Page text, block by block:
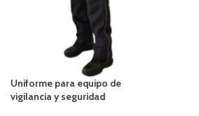
Uniforme para equipo de
vigilancia y seguridad